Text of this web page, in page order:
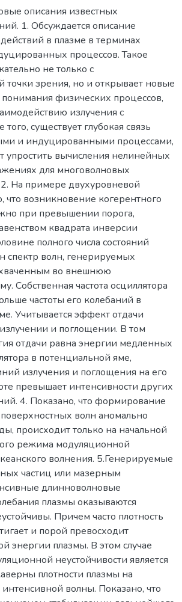
описания известных
1. Обсуждается описание
в плазме в терминах
процессов. Такое
не только с
точки зрения, но и открывает новые
физических процессов,
излучения с
существует глубокая связь
и индуцированными процессами,
упростить вычисления нелинейных
для многоволновых
На примере двухуровневой
что возникновение когерентного
при превышении порога,
квадрата инверсии
полного числа состояний
спектр волн, генерируемых
во внешнюю
Собственная частота осциллятора
частоты его колебаний в
Учитывается эффект отдачи
и поглощении. В том
отдачи равна энергии медленных
в потенциальной яме,
излучения и поглощения на его
превышает интенсивности других
4. Показано, что формирование
волн аномально
происходит только на начальной
режима модуляционной
волнения. 5.Генерируемые
частиц или мазерным
длинноволновые
плазмы оказываются
Причем часто плотность
и порой превосходит
энергии плазмы. В этом случае
неустойчивости является
плотности плазмы на
волны. Показано, что